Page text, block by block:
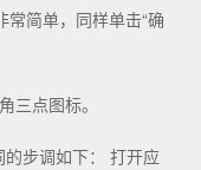
常简单，同样单击“确
三点图标。
步调如下： 打开应